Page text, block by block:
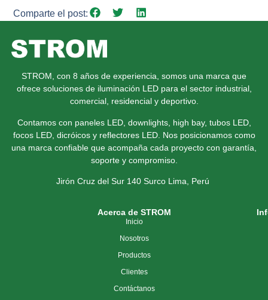
Comparte el post:
STROM, con 8 años de experiencia, somos una marca que
ofrece soluciones de iluminación LED para el sector industrial,
comercial, residencial y deportivo.
Contamos con paneles LED, downlights, high bay, tubos LED,
focos LED, dicróicos y reflectores LED. Nos posicionamos como
una marca confiable que acompaña cada proyecto con garantía,
soporte y compromiso.
Jirón Cruz del Sur 140 Surco Lima, Perú
Acerca de STROM
Inicio
Nosotros
Productos
Clientes
Contáctanos